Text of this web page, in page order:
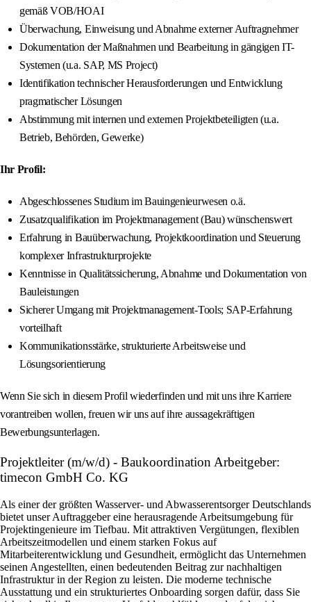
gemäß VOB/HOAI
Überwachung, Einweisung und Abnahme externer Auftragnehmer
Dokumentation der Maßnahmen und Bearbeitung in gängigen IT-
Systemen (u.a. SAP, MS Project)
Identifikation technischer Herausforderungen und Entwicklung
pragmatischer Lösungen
Abstimmung mit internen und externen Projektbeteiligten (u.a.
Betrieb, Behörden, Gewerke)
Ihr Profil:
Abgeschlossenes Studium im Bauingenieurwesen o.ä.
Zusatzqualifikation im Projektmanagement (Bau) wünschenswert
Erfahrung in Bauüberwachung, Projektkoordination und Steuerung
komplexer Infrastrukturprojekte
Kenntnisse in Qualitätssicherung, Abnahme und Dokumentation von
Bauleistungen
Sicherer Umgang mit Projektmanagement-Tools; SAP-Erfahrung
vorteilhaft
Kommunikationsstärke, strukturierte Arbeitsweise und
Lösungsorientierung
Wenn Sie sich in diesem Profil wiederfinden und mit uns ihre Karriere
vorantreiben wollen, freuen wir uns auf ihre aussagekräftigen
Bewerbungsunterlagen.
Projektleiter (m/w/d) - Baukoordination Arbeitgeber:
timecon GmbH Co. KG
Als einer der größten Wasserver- und Abwasserentsorger Deutschlands
bietet unser Auftraggeber eine herausragende Arbeitsumgebung für
Projektingenieure im Tiefbau. Mit attraktiven Vergütungen, flexiblen
Arbeitszeitmodellen und einem starken Fokus auf
Mitarbeiterentwicklung und Gesundheit, ermöglicht das Unternehmen
seinen Angestellten, einen bedeutenden Beitrag zur nachhaltigen
Infrastruktur in der Region zu leisten. Die moderne technische
Ausstattung und ein strukturiertes Onboarding sorgen dafür, dass Sie